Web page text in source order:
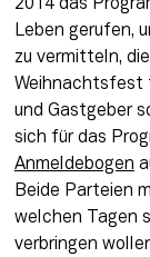
2014 das
Leben gerufen,
zu vermitteln,
Weihnachtsfest
und Gastgeber
Anmeldebogen
Beide Parteien
welchen Tagen
verbringen